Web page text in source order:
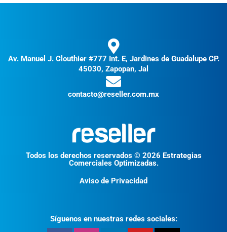
Av. Manuel J. Clouthier #777 Int. E, Jardines de Guadalupe CP.
45030, Zapopan, Jal
contacto@reseller.com.mx
Todos los derechos reservados © 2026 Estrategias
Comerciales Optimizadas.
Aviso de Privacidad
Síguenos en nuestras redes sociales: